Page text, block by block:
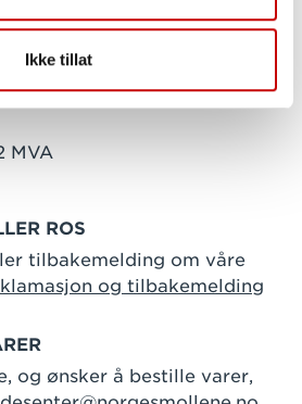
Ikke tillat
MVA
ROS
tilbakemelding om våre
og tilbakemelding
og ønsker å bestille varer,